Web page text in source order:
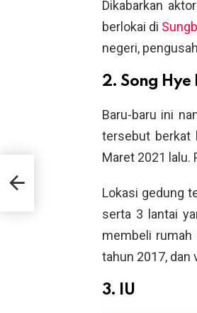
Dikabarkan aktor
berlokai di
negeri,
2. Song Hye
Baru-baru ini
tersebut berkat
Maret 2021 lalu.
Lokasi gedung
serta 3 lantai
membeli rumah
tahun 2017, dan
3. IU